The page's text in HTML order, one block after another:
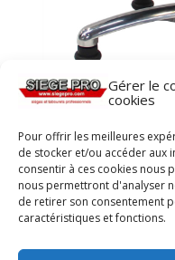
Gérer le
cookies
Pour offrir les meilleures
de stocker et/ou accéder aux
consentir à ces cookies nous
nous permettront d'analyser
de retirer son consentement
caractéristiques et fonctions.
Repose jambe
hauteur et